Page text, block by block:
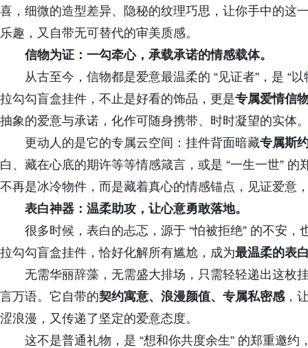
喜，细微的造型差异、隐秘的纹理巧思，让你手中的这
乐趣，又自带无可替代的审美质感。
信物为证：一勾牵心，承载承诺的情感载体。
从古至今，信物都是爱意最温柔的 “见证者”，是 “
拉勾勾盲盒挂件，不止是好看的饰品，更是专属爱情信
抽象的爱意与承诺，化作可随身携带、时时凝望的实体
更动人的是它的专属云空间：挂件背面暗藏专属斯
白、藏在心底的期许等等情感箴言，或是 “一生一世”
不再是冰冷物件，而是藏着真心的情感锚点，见证爱意
表白神器：温柔助攻，让心意勇敢落地。
很多时候，表白的忐忑，源于 “怕被拒绝” 的不安
拉勾勾盲盒挂件，恰好化解所有尴尬，成为最温柔的表
无需华丽辞藻，无需盛大排场，只需轻轻递出这枚
言万语。它自带的契约寓意、浪漫颜值、专属私密感，
涩浪漫，又传递了坚定的爱意态度。
这不是普通礼物，是 “想和你共度余生” 的郑重邀